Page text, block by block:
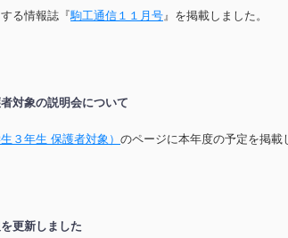
る情報誌『駒工通信１１月号 』を掲載しました。
対象の説明会について
３年生 保護者対象） のページに本年度の予定を掲載
更新しました